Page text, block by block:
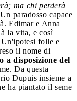
ma chi perderà
Un paradosso capace
Edimar e Anna
la vita, e così
folle e
il nome di
a disposizione del
Da questa
Dupuis insieme a
ha piantato il seme